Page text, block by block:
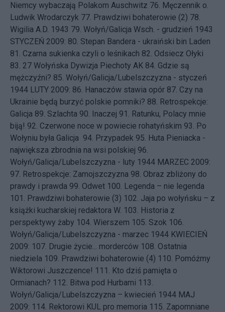
Niemcy wybaczają Polakom Auschwitz 76. Męczennik o.
Ludwik Wrodarczyk 77. Prawdziwi bohaterowie (2) 78.
Wigilia A.D. 1943 79. Wołyń/Galicja Wsch. - grudzień 1943
STYCZEŃ 2009: 80. Stepan Bandera - ukraiński bin Laden
81. Czarna sukienka czyli o leśnikach 82. Odsiecz Ołyki
83. 27 Wołyńska Dywizja Piechoty AK 84. Gdzie są
mężczyźni? 85. Wołyń/Galicja/Lubelszczyzna - styczeń
1944 LUTY 2009: 86. Hanaczów stawia opór 87. Czy na
Ukrainie będą burzyć polskie pomniki? 88. Retrospekcje:
Galicja 89. Szlachta 90. Inaczej 91. Ratunku, Polacy mnie
biją! 92. Czerwone noce w powiecie rohatyńskim 93. Po
Wołyniu była Galicja 94. Przypadek 95. Huta Pieniacka -
największa zbrodnia na wsi polskiej 96.
Wołyń/Galicja/Lubelszczyzna - luty 1944 MARZEC 2009:
97. Retrospekcje: Zamojszczyzna 98. Obraz zbliżony do
prawdy i prawda 99. Odwet 100. Legenda – nie legenda
101. Prawdziwi bohaterowie (3) 102. Jaja po wołyńsku – z
książki kucharskiej redaktora W. 103. Historia z
perspektywy żaby 104. Wierszem 105. Szok 106.
Wołyń/Galicja/Lubelszczyzna - marzec 1944 KWIECIEŃ
2009: 107. Drugie życie... morderców 108. Ostatnia
niedziela 109. Prawdziwi bohaterowie (4) 110. Pomóżmy
Wiktorowi Juszczence! 111. Kto dziś pamięta o
Ormianach? 112. Bitwa pod Hurbami 113.
Wołyń/Galicja/Lubelszczyzna – kwiecień 1944 MAJ
2009: 114. Rektorowi KUL pro memoria 115. Zapomniane